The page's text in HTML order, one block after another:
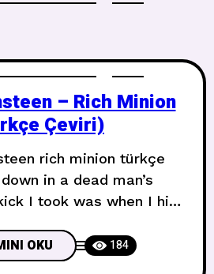
– Rich Minion
Çeviri)
rich minion türkçe
in a dead man’s
I took was when I hit
you spend half
up Ölü bir adamın
OKU 184